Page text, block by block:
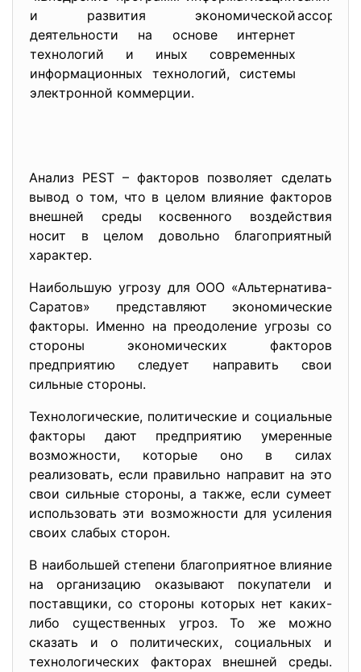
и развития экономической
деятельности на основе интернет
технологий и иных современных
информационных технологий, системы
электронной коммерции.
Анализ PEST – факторов позволяет сделать
вывод о том, что в целом влияние факторов
внешней среды косвенного воздействия
носит в целом довольно благоприятный
характер.
Наибольшую угрозу для ООО «Альтернатива-
Саратов» представляют экономические
факторы. Именно на преодоление угрозы со
стороны экономических факторов
предприятию следует направить свои
сильные стороны.
Технологические, политические и социальные
факторы дают предприятию умеренные
возможности, которые оно в силах
реализовать, если правильно направит на это
свои сильные стороны, а также, если сумеет
использовать эти возможности для усиления
своих слабых сторон.
В наибольшей степени благоприятное влияние
на организацию оказывают покупатели и
поставщики, со стороны которых нет каких-
либо существенных угроз. То же можно
сказать и о политических, социальных и
технологических факторах внешней среды.